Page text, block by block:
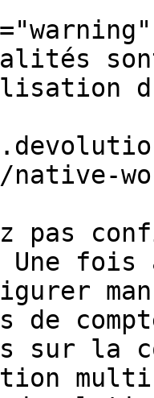
native-
pas
fois
de
sur la